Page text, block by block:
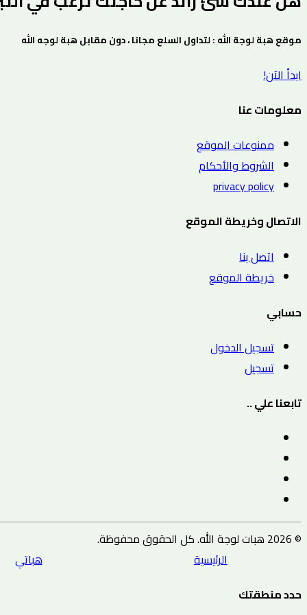
موقع هبة لوجة الله : لتداول السلع مجانا ، دون مقابل هبة لوجه الله
ابدأ الآن!
معلومات عنا
ممنوعات الموقع
الشروط والأحكام
privacy policy
الاتصال وخريطة الموقع
اتصل بنا
خريطة الموقع
حسابي
تسجيل الدخول
تسجيل
تابعنا علي ..
© 2026 هبات لوجة الله. كل الحقوق محفوظة.
الرئيسية
هباتي
حدد منطقتك